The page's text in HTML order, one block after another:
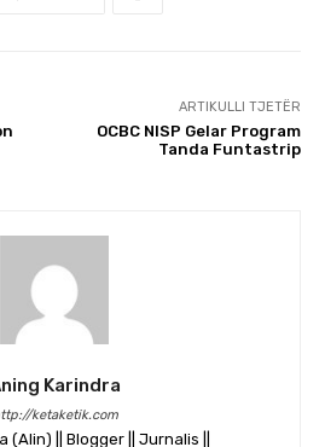
ARTIKULLI TJETËR
OCBC NISP Gelar Program
Tanda Funtastrip
Karindra
ketaketik.com
(Alin) || Blogger || Jurnalis ||